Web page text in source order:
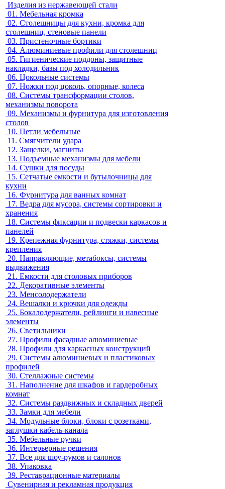
Изделия из нержавеющей стали
01. Мебельная кромка
02. Столешницы для кухни, кромка для
столешниц, стеновые панели
03. Пристеночные бортики
04. Алюминиевые профили для столешниц
05. Гигиенические поддоны, защитные
накладки, базы под холодильник
06. Цокольные системы
07. Ножки под цоколь, опорные, колеса
08. Системы трансформации столов,
механизмы поворота
09. Механизмы и фурнитура для изготовления
столов
10. Петли мебельные
11. Смягчители удара
12. Защелки, магниты
13. Подъемные механизмы для мебели
14. Сушки для посуды
15. Сетчатые емкости и бутылочницы для
кухни
16. Фурнитура для ванных комнат
17. Ведра для мусора, системы сортировки и
хранения
18. Системы фиксации и подвески каркасов и
панелей
19. Крепежная фурнитура, стяжки, системы
крепления
20. Направляющие, метабоксы, системы
выдвижения
21. Емкости для столовых приборов
22. Декоративные элементы
23. Менсолодержатели
24. Вешалки и крючки для одежды
25. Бокалодержатели, рейлинги и навесные
элементы
26. Светильники
27. Профили фасадные алюминиевые
28. Профили для каркасных конструкций
29. Системы алюминиевых и пластиковых
профилей
30. Стеллажные системы
31. Наполнение для шкафов и гардеробных
комнат
32. Системы раздвижных и складных дверей
33. Замки для мебели
34. Модульные блоки, блоки с розетками,
заглушки кабель-канала
35. Мебельные ручки
36. Интерьерные решения
37. Все для шоу-румов и салонов
38. Упаковка
39. Реставрационные материалы
Сувенирная и рекламная продукция